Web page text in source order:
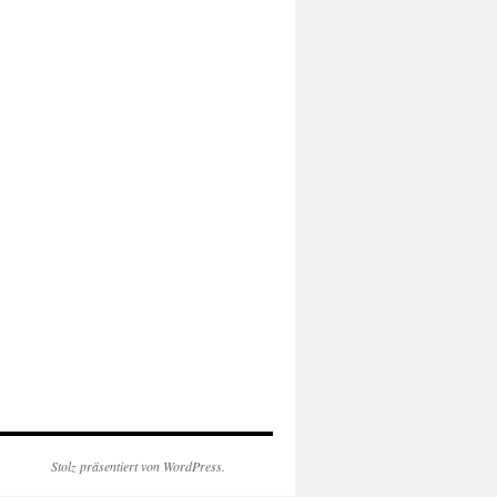
Stolz präsentiert von WordPress.